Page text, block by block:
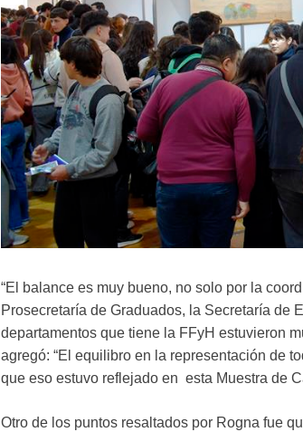
“El balance es muy bueno, no solo por la
Prosecretaría de Graduados, la Secretaría de
departamentos que tiene la FFyH estuvieron
agregó: “El equilibro en la representación de
que eso estuvo reflejado en esta Muestra de
Otro de los puntos resaltados por Rogna fue